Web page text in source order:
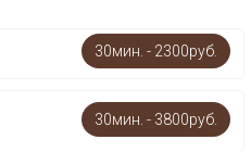
30мин. - 2300руб.
30мин. - 3800руб.